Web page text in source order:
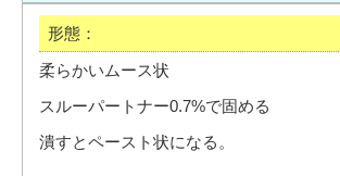
柔らかいムース状
スルーパートナー0.7%で固める
潰すとペースト状になる。